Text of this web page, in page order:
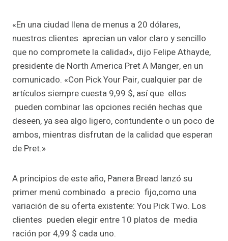
«En una ciudad llena de menus a 20 dólares,
nuestros clientes aprecian un valor claro y sencillo
que no compromete la calidad», dijo Felipe Athayde,
presidente de North America Pret A Manger, en un
comunicado. «Con Pick Your Pair, cualquier par de
artículos siempre cuesta 9,99 $, así que ellos
pueden combinar las opciones recién hechas que
deseen, ya sea algo ligero, contundente o un poco de
ambos, mientras disfrutan de la calidad que esperan
de Pret.»
A principios de este año, Panera Bread lanzó su
primer menú combinado a precio fijo,como una
variación de su oferta existente: You Pick Two. Los
clientes pueden elegir entre 10 platos de media
ración por 4,99 $ cada uno.